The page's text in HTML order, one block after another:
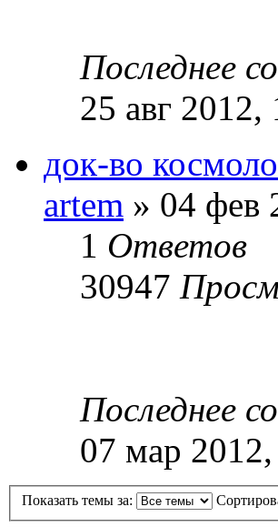
Последнее
25 авг 2012,
док-во
artem » 04 фев
1 Ответов
30947
Последнее
07 мар
Показать темы за: